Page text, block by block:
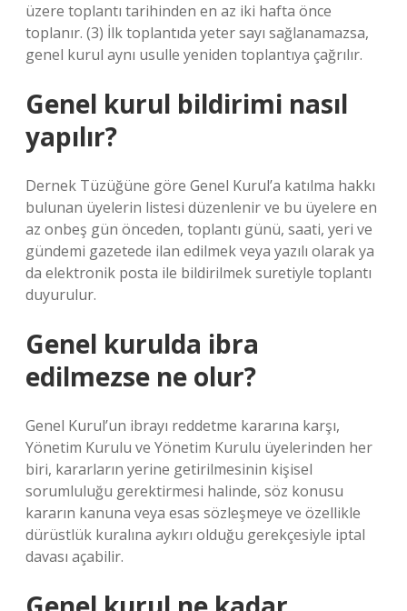
üzere toplantı tarihinden en az iki hafta önce
toplanır. (3) İlk toplantıda yeter sayı sağlanamazsa,
genel kurul aynı usulle yeniden toplantıya çağrılır.
Genel kurul bildirimi nasıl
yapılır?
Dernek Tüzüğüne göre Genel Kurul’a katılma hakkı
bulunan üyelerin listesi düzenlenir ve bu üyelere en
az onbeş gün önceden, toplantı günü, saati, yeri ve
gündemi gazetede ilan edilmek veya yazılı olarak ya
da elektronik posta ile bildirilmek suretiyle toplantı
duyurulur.
Genel kurulda ibra
edilmezse ne olur?
Genel Kurul’un ibrayı reddetme kararına karşı,
Yönetim Kurulu ve Yönetim Kurulu üyelerinden her
biri, kararların yerine getirilmesinin kişisel
sorumluluğu gerektirmesi halinde, söz konusu
kararın kanuna veya esas sözleşmeye ve özellikle
dürüstlük kuralına aykırı olduğu gerekçesiyle iptal
davası açabilir.